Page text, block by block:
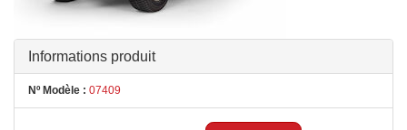
Informations produit
Nº Modèle : 07409